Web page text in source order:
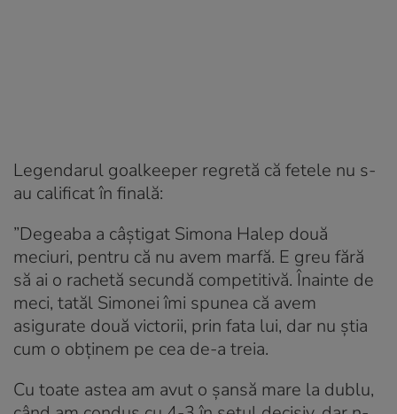
Legendarul goalkeeper regretă că fetele nu s-
au calificat în finală:
”Degeaba a câștigat Simona Halep două
meciuri, pentru că nu avem marfă. E greu fără
să ai o rachetă secundă competitivă. Înainte de
meci, tatăl Simonei îmi spunea că avem
asigurate două victorii, prin fata lui, dar nu știa
cum o obținem pe cea de-a treia.
Cu toate astea am avut o șansă mare la dublu,